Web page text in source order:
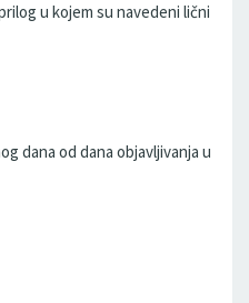
u kojem su navedeni lični
dana od dana objavljivanja u